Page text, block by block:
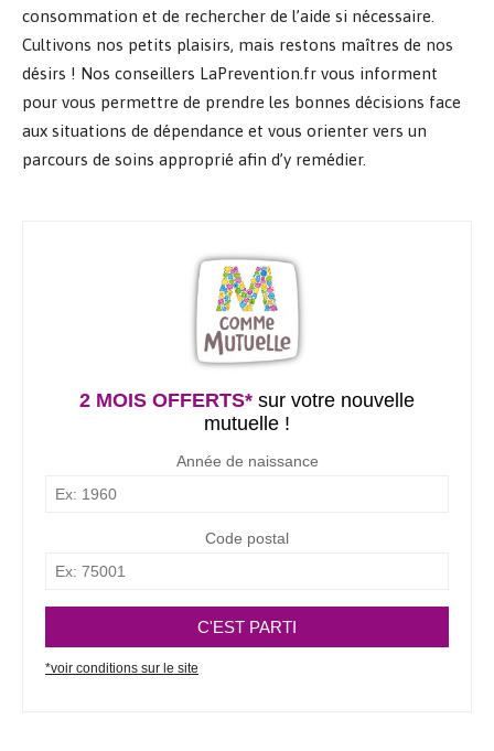
consommation et de rechercher de l’aide si nécessaire.
Cultivons nos petits plaisirs, mais restons maîtres de nos
désirs ! Nos conseillers LaPrevention.fr vous informent
pour vous permettre de prendre les bonnes décisions face
aux situations de dépendance et vous orienter vers un
parcours de soins approprié afin d’y remédier.